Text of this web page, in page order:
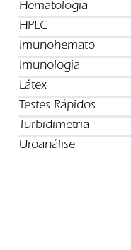
Hematologia
HPLC
Imunohemato
Imunologia
Látex
Testes Rápidos
Turbidimetria
Uroanálise